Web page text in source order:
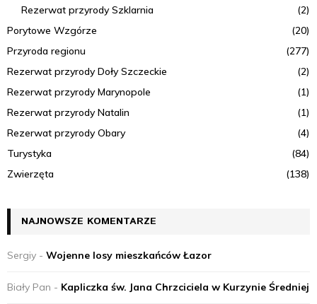
Rezerwat przyrody Szklarnia
(2)
Porytowe Wzgórze
(20)
Przyroda regionu
(277)
Rezerwat przyrody Doły Szczeckie
(2)
Rezerwat przyrody Marynopole
(1)
Rezerwat przyrody Natalin
(1)
Rezerwat przyrody Obary
(4)
Turystyka
(84)
Zwierzęta
(138)
NAJNOWSZE KOMENTARZE
Sergiy - Wojenne losy mieszkańców Łazor
Biały Pan - Kapliczka św. Jana Chrzciciela w Kurzynie Średniej